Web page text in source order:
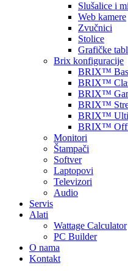
Slušalice i
Web kamere
Zvučnici
Stolice
Grafičke
Brix konfiguracije
BRIX™
BRIX™
BRIX™
BRIX™
BRIX™
BRIX™
Monitori
Štampači
Softver
Laptopovi
Televizori
Audio
Servis
Alati
Wattage Calculator
PC Builder
O nama
Kontakt